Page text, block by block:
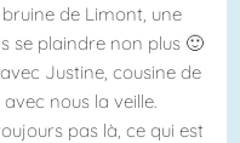
de Limont, une
se plaindre non plus 🙂
Justine, cousine de
nous la veille.
pas là, ce qui est